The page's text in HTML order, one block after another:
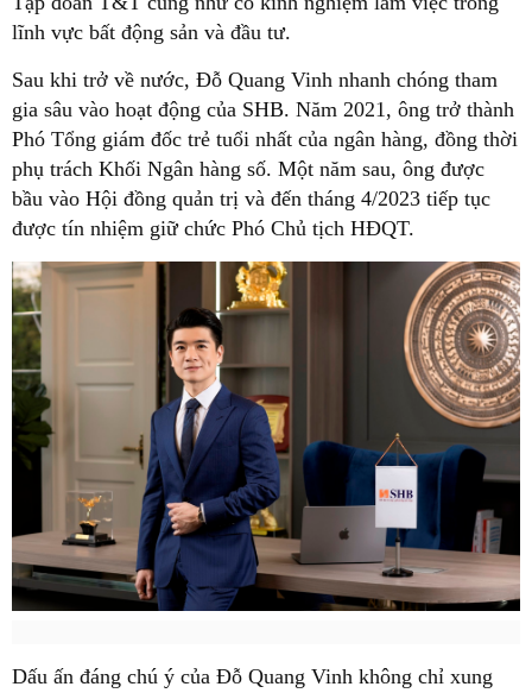
lĩnh vực bất động sản và đầu tư.
Sau khi trở về nước, Đỗ Quang Vinh nhanh chóng tham
gia sâu vào hoạt động của SHB. Năm 2021, ông trở thành
Phó Tổng giám đốc trẻ tuổi nhất của ngân hàng, đồng thời
phụ trách Khối Ngân hàng số. Một năm sau, ông được
bầu vào Hội đồng quản trị và đến tháng 4/2023 tiếp tục
được tín nhiệm giữ chức Phó Chủ tịch HĐQT.
Dấu ấn đáng chú ý của Đỗ Quang Vinh không chỉ xung